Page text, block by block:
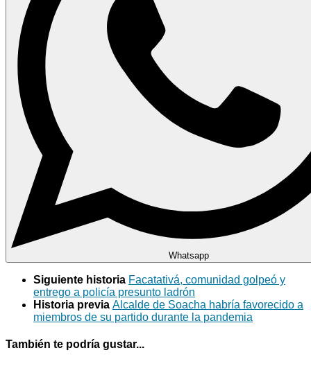
Whatsapp
Siguiente historia Facatativá, comunidad golpeó y
entrego a policía presunto ladrón
Historia previa Alcalde de Soacha habría favorecido a
miembros de su partido durante la pandemia
También te podría gustar...